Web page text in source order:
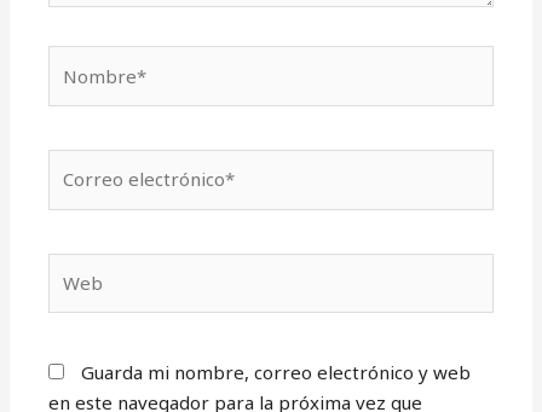
electrónico*
Guarda mi nombre, correo electrónico y web
en este navegador para la próxima vez que